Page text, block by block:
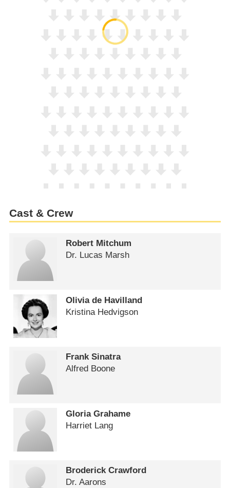
Cast & Crew
Robert Mitchum
Dr. Lucas Marsh
Olivia de Havilland
Kristina Hedvigson
Frank Sinatra
Alfred Boone
Gloria Grahame
Harriet Lang
Broderick Crawford
Dr. Aarons